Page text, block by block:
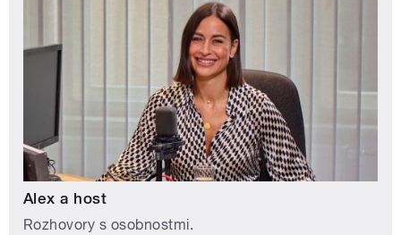
Alex a host
Rozhovory s osobnostmi.